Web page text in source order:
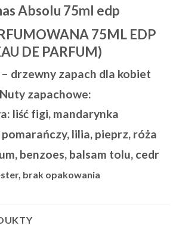
Absolu 75ml edp
75ML EDP
DE PARFUM)
drzewny zapach dla kobiet
Nuty zapachowe:
liść figi, mandarynka
lilia, pieprz, róża
benzoes, balsam tolu, cedr
brak opakowania